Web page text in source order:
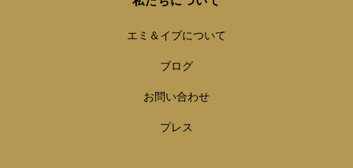
エミ＆イブについて
ブログ
お問い合わせ
プレス